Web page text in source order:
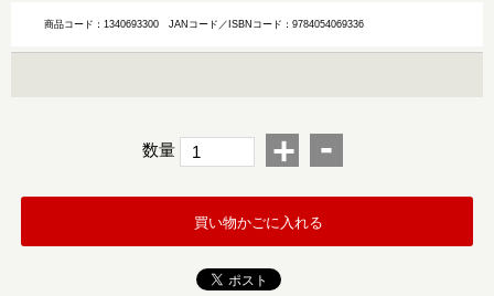
商品コード：1340693300JANコード／ISBNコード：9784054069336
数量 + -
買い物かごに入れる